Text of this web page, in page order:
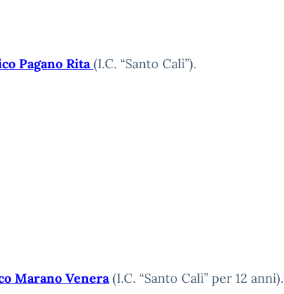
Pagano Rita (I.C. “Santo Calì”).
Marano Venera(I.C. “Santo Calì” per 12 anni).